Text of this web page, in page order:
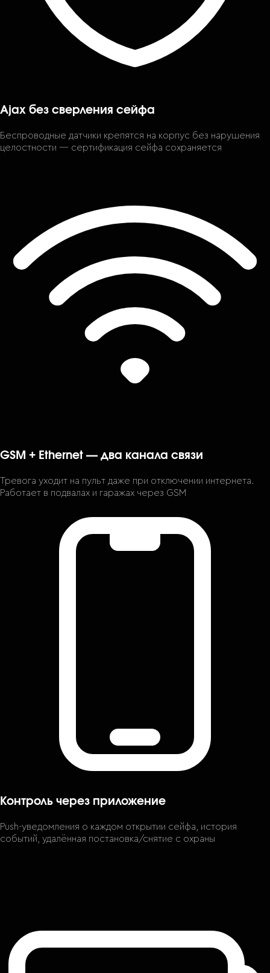
Ajax без сверления сейфа
Беспроводные датчики крепятся на корпус без нарушения
целостности — сертификация сейфа сохраняется
GSM + Ethernet — два канала связи
Тревога уходит на пульт даже при отключении интернета.
Работает в подвалах и гаражах через GSM
Контроль через приложение
Push-уведомления о каждом открытии сейфа, история
событий, удалённая постановка/снятие с охраны